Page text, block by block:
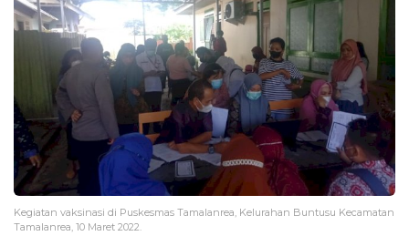
Kegiatan vaksinasi di Puskesmas Tamalanrea, Kelurahan Buntusu Kecamatan
Tamalanrea, 10 Maret 2022.